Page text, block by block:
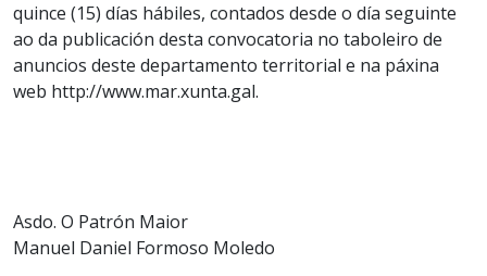
quince (15) días hábiles, contados desde o día seguinte
ao da publicación desta convocatoria no taboleiro de
anuncios deste departamento territorial e na páxina
web http://www.mar.xunta.gal.
Asdo. O Patrón Maior
Manuel Daniel Formoso Moledo